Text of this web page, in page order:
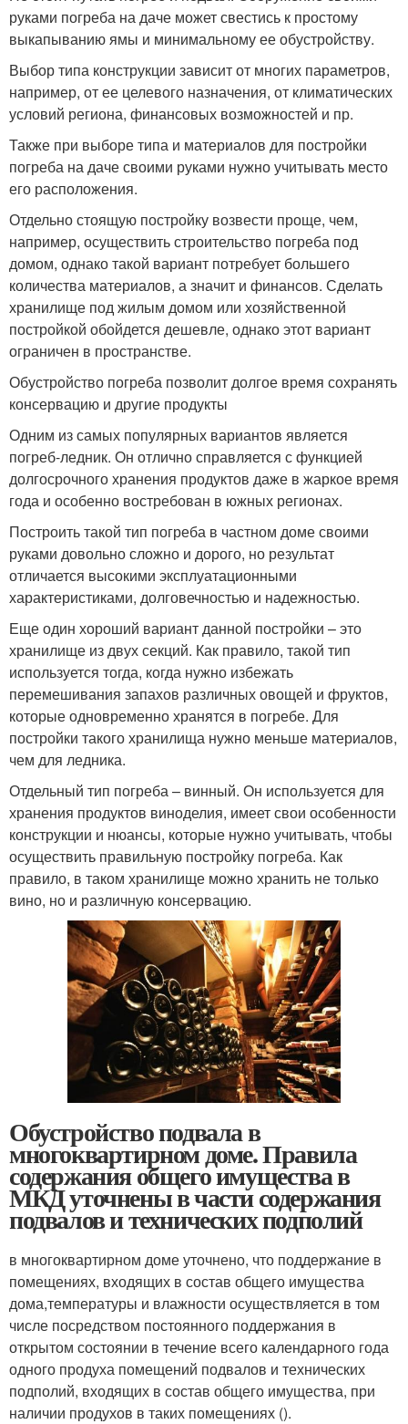
руками погреба на даче может свестись к простому
выкапыванию ямы и минимальному ее обустройству.
Выбор типа конструкции зависит от многих параметров,
например, от ее целевого назначения, от климатических
условий региона, финансовых возможностей и пр.
Также при выборе типа и материалов для постройки
погреба на даче своими руками нужно учитывать место
его расположения.
Отдельно стоящую постройку возвести проще, чем,
например, осуществить строительство погреба под
домом, однако такой вариант потребует большего
количества материалов, а значит и финансов. Сделать
хранилище под жилым домом или хозяйственной
постройкой обойдется дешевле, однако этот вариант
ограничен в пространстве.
Обустройство погреба позволит долгое время сохранять
консервацию и другие продукты
Одним из самых популярных вариантов является
погреб-ледник. Он отлично справляется с функцией
долгосрочного хранения продуктов даже в жаркое время
года и особенно востребован в южных регионах.
Построить такой тип погреба в частном доме своими
руками довольно сложно и дорого, но результат
отличается высокими эксплуатационными
характеристиками, долговечностью и надежностью.
Еще один хороший вариант данной постройки – это
хранилище из двух секций. Как правило, такой тип
используется тогда, когда нужно избежать
перемешивания запахов различных овощей и фруктов,
которые одновременно хранятся в погребе. Для
постройки такого хранилища нужно меньше материалов,
чем для ледника.
Отдельный тип погреба – винный. Он используется для
хранения продуктов виноделия, имеет свои особенности
конструкции и нюансы, которые нужно учитывать, чтобы
осуществить правильную постройку погреба. Как
правило, в таком хранилище можно хранить не только
вино, но и различную консервацию.
Обустройство подвала в
многоквартирном доме. Правила
содержания общего имущества в
МКД уточнены в части содержания
подвалов и технических подполий
в многоквартирном доме уточнено, что поддержание в
помещениях, входящих в состав общего имущества
дома,температуры и влажности осуществляется в том
числе посредством постоянного поддержания в
открытом состоянии в течение всего календарного года
одного продуха помещений подвалов и технических
подполий, входящих в состав общего имущества, при
наличии продухов в таких помещениях ().